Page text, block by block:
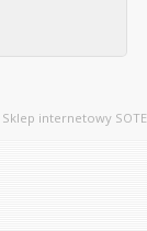
Sklep internetowy SOTE